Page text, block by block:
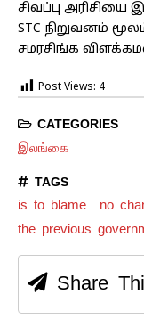
சிவப்பு
STC நிறுவனம்
சமரசிங்க
Post Views: 4
CATEGORIES
இலங்கை
TAGS
is to blame no
the previous
Share